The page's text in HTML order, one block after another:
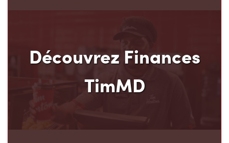
Découvrez Finances
TimMD